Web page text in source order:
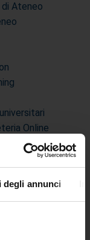
degli annunci
Ateneo
Online
- PEC